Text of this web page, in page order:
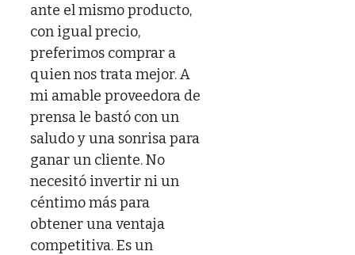
ante el mismo producto,
con igual precio,
preferimos comprar a
quien nos trata mejor. A
mi amable proveedora de
prensa le bastó con un
saludo y una sonrisa para
ganar un cliente. No
necesitó invertir ni un
céntimo más para
obtener una ventaja
competitiva. Es un